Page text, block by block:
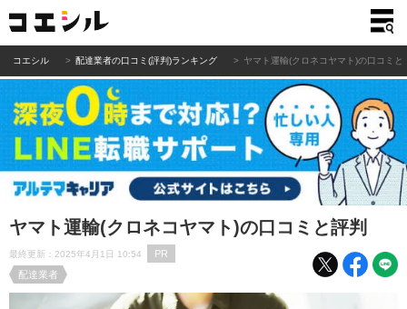
コエシル 配達業者の口コミ(評判)ランキング ヤマト運輸(クロネコヤマト)の口コミと
ヤマト運輸(クロネコヤマト)の口コミと評判
最終更新：2025年4月1日 10:54
PR
配達業者